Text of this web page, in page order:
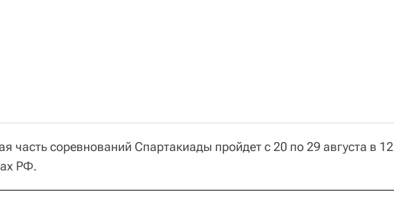
часть соревнований Спартакиады пройдет с 20 по 29 августа в 12
РФ.